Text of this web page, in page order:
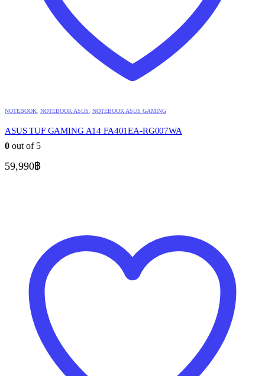
NOTEBOOK NOTEBOOK ASUS NOTEBOOK ASUS GAMING
ASUS TUF GAMING A14 FA401EA-RG007WA
0 out of 5
59,990฿